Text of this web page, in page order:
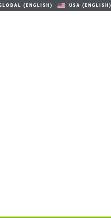
(ENGLISH) USA (ENGLISH)